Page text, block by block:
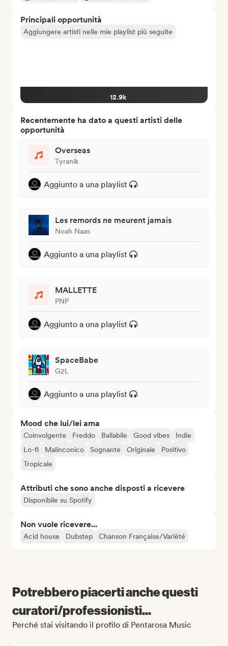
Principali opportunità
Aggiungere artisti nelle mie playlist più seguite
12.9k
Recentemente ha dato a questi artisti delle
opportunità
Overseas
Tyranik
Aggiunto a una playlist
Les remords ne meurent jamais
Noah Naas
Aggiunto a una playlist
MALLETTE
PNP
Aggiunto a una playlist
SpaceBabe
G2L
Aggiunto a una playlist
Mood che lui/lei ama
Coinvolgente Freddo Ballabile Good vibes
Indie
Lo-fi
Malinconico Sognante Originale
Positivo
Tropicale
Attributi che sono anche disposti a ricevere
Disponibile su Spotify
Non vuole ricevere...
Acid house Dubstep Chanson Française/Variété
Potrebbero piacerti anche questi
curatori/professionisti...
Perché stai visitando il profilo di Pentarosa Music